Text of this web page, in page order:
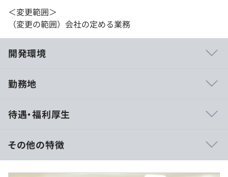
＜変更範囲＞
（変更の範囲）会社の定める業務
開発環境
成長するためには「どのような仕事に取り組むか」が最も
本人とじっくり話す機会を設け、どのような仕事をし、成
長するのかについてプランを一緒に考えるようにしていま
す。
勤務地
待遇・福利厚生
【月給制】
その他の特徴